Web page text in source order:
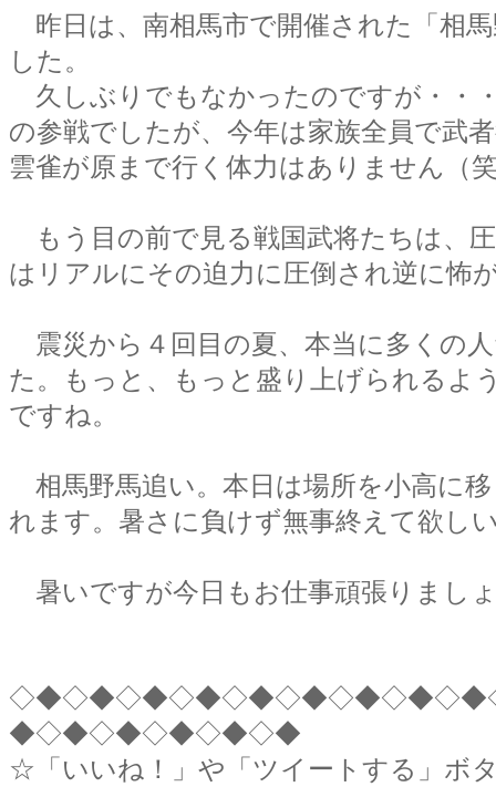
昨日は、南相馬市で開催された「相
した。
久しぶりでもなかったのですが・・
の参戦でしたが、今年は家族全員で武
雲雀が原まで行く体力はありません（
もう目の前で見る戦国武将たちは、
はリアルにその迫力に圧倒され逆に怖
震災から４回目の夏、本当に多くの
た。もっと、もっと盛り上げられるよ
ですね。
相馬野馬追い。本日は場所を小高に
れます。暑さに負けず無事終えて欲し
暑いですが今日もお仕事頑張りまし
◆◇◆◇◆◇◆◇◆◇◆
☆「いいね！」や「ツイートする」ボ